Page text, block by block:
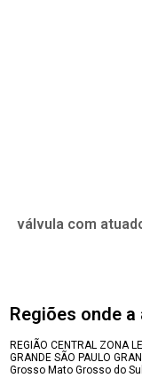
válvula com
Regiões onde a
REGIÃO CENTRAL ZONA
GRANDE SÃO PAULO
Grosso Mato Grosso do Sul